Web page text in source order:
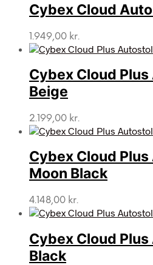
Cybex Cloud
1.949,00 kr.
Cybex Cloud
Beige
2.199,00 kr.
Cybex Cloud
Moon Black
4.148,00 kr.
Cybex Cloud
Black